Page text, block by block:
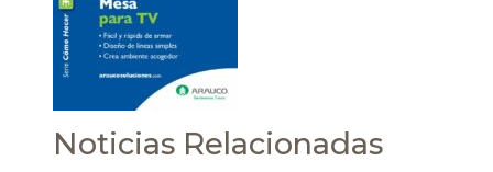
Noticias Relacionadas